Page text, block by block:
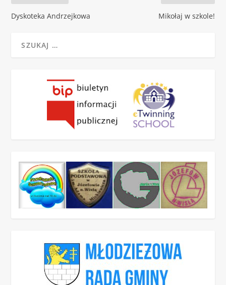
Dyskoteka Andrzejkowa Mikołaj w szkole!